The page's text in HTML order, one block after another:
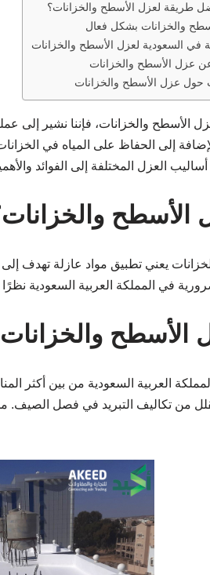
طريقة لعزل الأسطح والخزانات؟
والخزانات بشكل فعال
في السعودية لعزل الأسطح والخزانات
عزل الأسطح والخزانات
حول عزل الأسطح والخزانات
والخزانات، فإننا نشير إلى
إلى الحفاظ على المياه في
أساليب العزل المختلفة إلى الفوائد
الأسطح
يعني تطبيق مواد عازلة تهدف إلى
في المملكة العربية السعودية
الأسطح
العربية السعودية من بين أكثر
من تكاليف التبريد في فصل